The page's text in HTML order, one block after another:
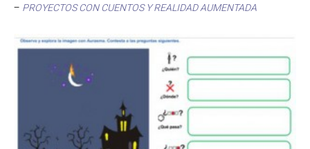
– PROYECTOS CON CUENTOS Y REALIDAD AUMENTADA